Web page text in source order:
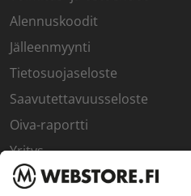
Alennuskoodit
Jälleenmyynti
Tietosuojaseloste
Saavutettavuusseloste
Oiva-raportti
Yritys
SISÄPIIRI